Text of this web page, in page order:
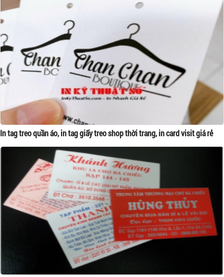
In tag treo quần áo, in tag giấy treo shop thời trang, in card visit giá rẻ